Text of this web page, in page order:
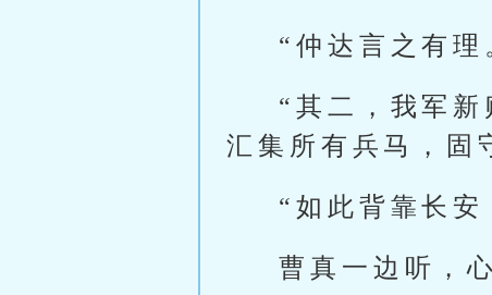
“仲达言之有理
“其二，我军新
汇集所有兵马，固
“如此背靠长
曹真一边听，